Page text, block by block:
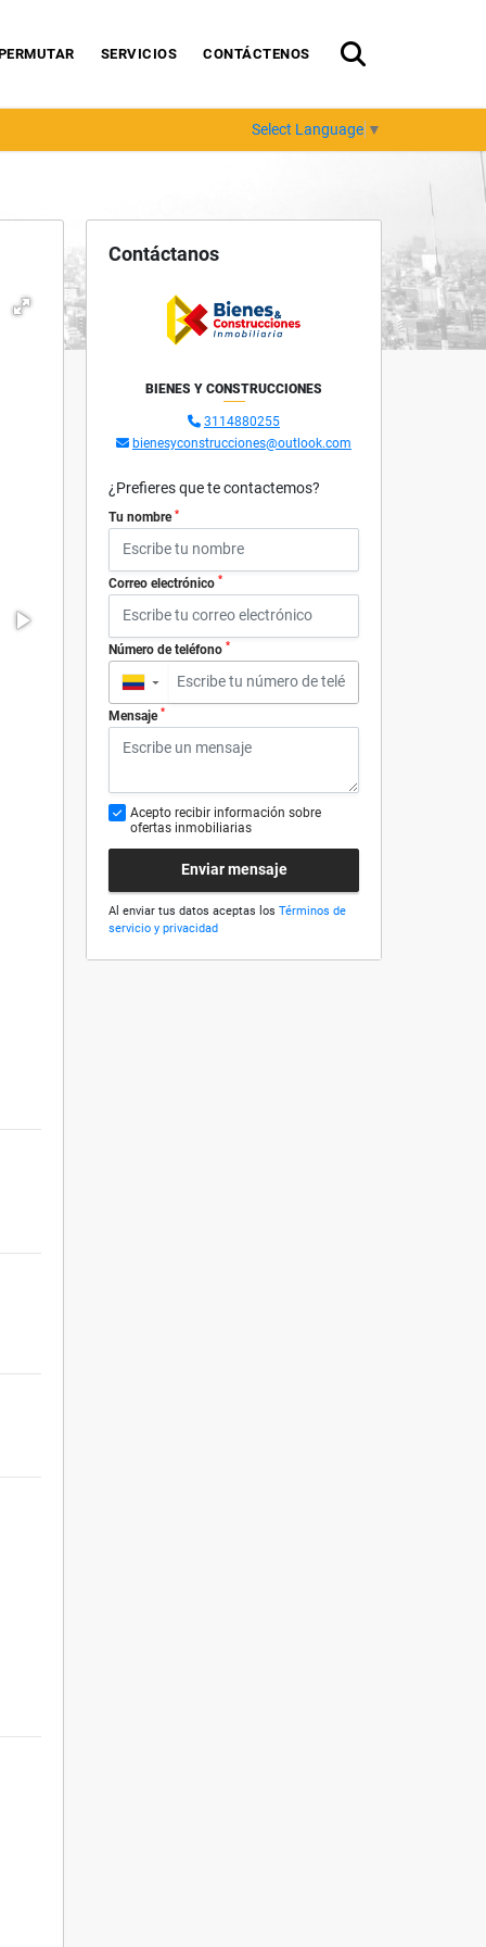
SERVICIOS CONTÁCTENOS
Select Language ▼
Contáctanos
BIENES Y CONSTRUCCIONES
3114880255
bienesyconstrucciones@outlook.com
¿Prefieres que te contactemos?
Tu nombre *
Correo electrónico *
Número de teléfono *
▼
Mensaje *
Acepto recibir información sobre
ofertas inmobiliarias
Enviar mensaje
Al enviar tus datos aceptas los Términos de
servicio y privacidad